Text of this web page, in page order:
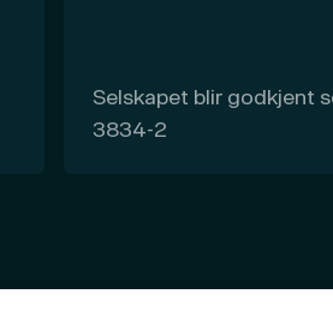
Selskapet blir godkjent
3834-2